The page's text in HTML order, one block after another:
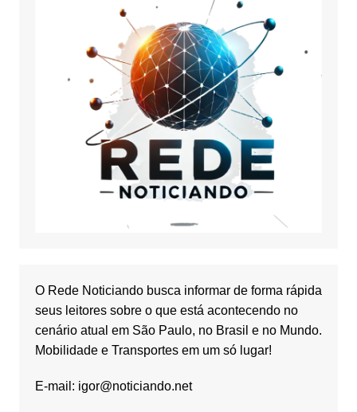
O Rede Noticiando busca informar de forma rápida
seus leitores sobre o que está acontecendo no
cenário atual em São Paulo, no Brasil e no Mundo.
Mobilidade e Transportes em um só lugar!
E-mail: igor@noticiando.net